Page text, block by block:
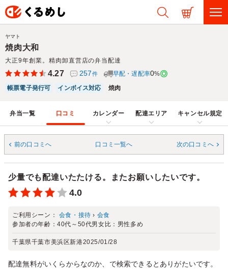
焼肉大和
大正9年創業。精肉卸直営店の弁当配達
ヤマト
4.27 257件 早配・遅配率0%
帳票電子発行可
インボイス対応 焼肉
弁当一覧 口コミ カレンダー 配達エリア キャンセル規定
前の口コミへ 口コミ一覧へ 次の口コミへ
少量でも配達いたたける。またお願いしたいです。
4.0
ご利用シーン： 会食・接待 › 会食
参加者の年齢：40代～50代男女比： 男性多め
千葉県千葉市美浜区新港2025/01/28
配達無料がいくらからなのか、で検索できるとありがたいです。